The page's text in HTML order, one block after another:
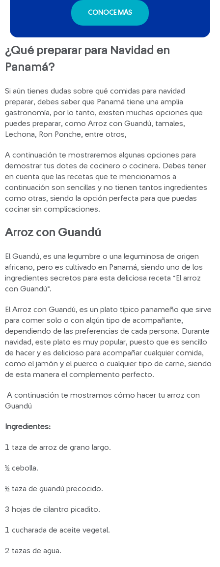
CONOCE MÁS
¿Qué preparar para Navidad en
Panamá?
Si aún tienes dudas sobre qué comidas para navidad
preparar, debes saber que Panamá tiene una amplia
gastronomía, por lo tanto, existen muchas opciones que
puedes preparar, como Arroz con Guandú, tamales,
Lechona, Ron Ponche, entre otros,
A continuación te mostraremos algunas opciones para
demostrar tus dotes de cocinero o cocinera. Debes tener
en cuenta que las recetas que te mencionamos a
continuación son sencillas y no tienen tantos ingredientes
como otras, siendo la opción perfecta para que puedas
cocinar sin complicaciones.
Arroz con Guandú
El Guandú, es una legumbre o una leguminosa de origen
africano, pero es cultivado en Panamá, siendo uno de los
ingredientes secretos para esta deliciosa receta “El arroz
con Guandú”.
El Arroz con Guandú, es un plato típico panameño que sirve
para comer solo o con algún tipo de acompañante,
dependiendo de las preferencias de cada persona. Durante
navidad, este plato es muy popular, puesto que es sencillo
de hacer y es delicioso para acompañar cualquier comida,
como el jamón y el puerco o cualquier tipo de carne, siendo
de esta manera el complemento perfecto.
A continuación te mostramos cómo hacer tu arroz con
Guandú
Ingredientes:
1 taza de arroz de grano largo.
½ cebolla.
½ taza de guandú precocido.
3 hojas de cilantro picadito.
1 cucharada de aceite vegetal.
2 tazas de agua.